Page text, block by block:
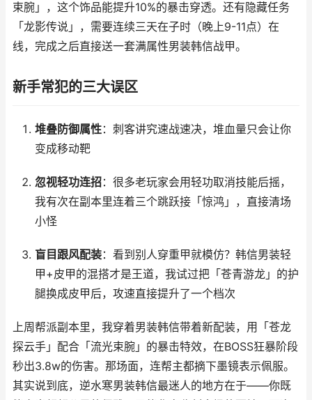
束腕」，这个饰品能提升10%的暴击穿透。还有隐藏任务
「龙影传说」，需要连续三天在子时（晚上9-11点）在
线，完成之后直接送一套满属性男装韩信战甲。
新手常犯的三大误区
堆叠防御属性：刺客讲究速战速决，堆血量只会让你
变成移动靶
忽视轻功连招：很多老玩家会用轻功取消技能后摇，
我有次在副本里连着三个跳跃接「惊鸿」，直接清场
小怪
盲目跟风配装：看到别人穿重甲就模仿？韩信男装轻
甲+皮甲的混搭才是王道，我试过把「苍青游龙」的护
腿换成皮甲后，攻速直接提升了一个档次
上周帮派副本里，我穿着男装韩信带着新配装，用「苍龙
探云手」配合「流光束腕」的暴击特效，在BOSS狂暴阶段
秒出3.8w的伤害。那场面，连帮主都摘下墨镜表示佩服。
其实说到底，逆水寒男装韩信最迷人的地方在于——你既